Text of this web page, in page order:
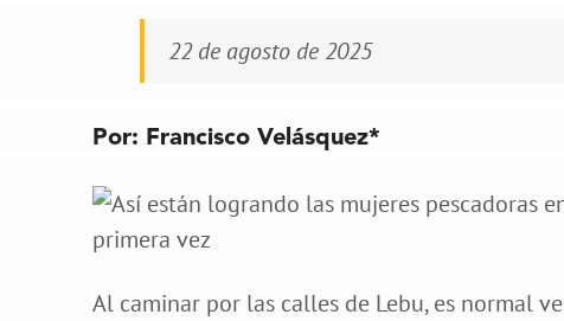
22 de agosto de 2025
Por: Francisco Velásquez*
Al caminar por las calles de Lebu, es normal